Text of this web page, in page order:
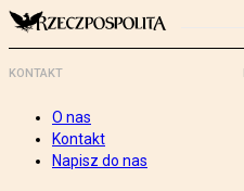
KONTAKT
O nas
Kontakt
Napisz do nas